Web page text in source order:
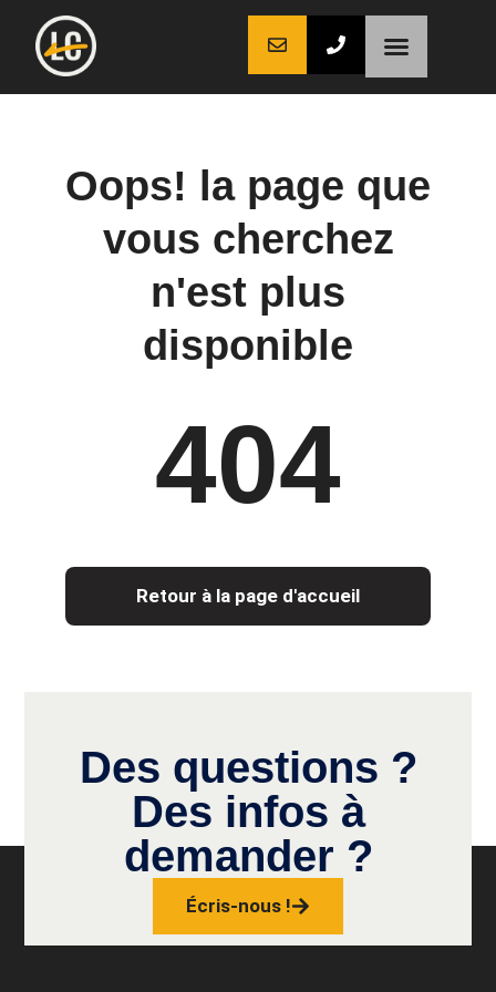
Oops! la page que
vous cherchez
n'est plus
disponible
404
Retour à la page d'accueil
Des questions ?
Des infos à
demander ?
Écris-nous !